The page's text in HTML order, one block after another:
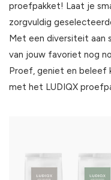
proefpakket! Laat je
zorgvuldig
Met een diversiteit aan
van jouw favoriet nog
Proef, geniet en beleef
met het LUDIQX